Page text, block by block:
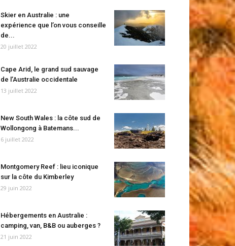
Skier en Australie : une
expérience que l’on vous conseille
de...
20 juillet 2022
Cape Arid, le grand sud sauvage
de l’Australie occidentale
13 juillet 2022
New South Wales : la côte sud de
Wollongong à Batemans...
6 juillet 2022
Montgomery Reef : lieu iconique
sur la côte du Kimberley
29 juin 2022
Hébergements en Australie :
camping, van, B&B ou auberges ?
21 juin 2022